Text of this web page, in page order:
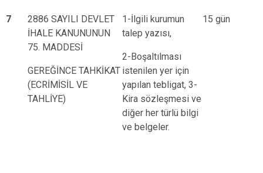
7
2886 SAYILI DEVLET
İHALE KANUNUNUN
75. MADDESİ
GEREĞİNCE TAHKİKAT
(ECRİMİSİL VE
TAHLİYE)
1-İlgili kurumun
talep yazısı,
2-Boşaltılması
istenilen yer için
yapılan tebligat, 3-
Kira sözleşmesi ve
diğer her türlü bilgi
ve belgeler.
15 gün